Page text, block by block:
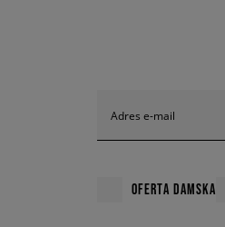
Adres e-mail
OFERTA DAMSKA